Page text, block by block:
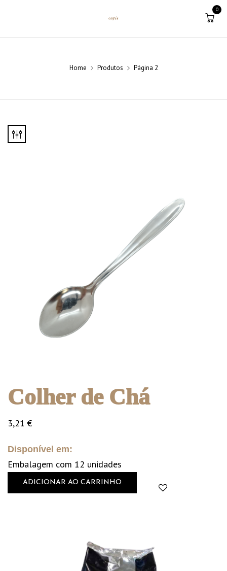
0
Home Produtos Página 2
Colher de Chá
3,21€
Disponível em:
Embalagem com 12 unidades
ADICIONAR AO CARRINHO